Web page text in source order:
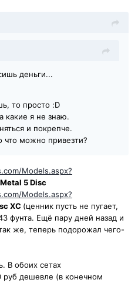
деньги...
то просто :D
какие я не знаю.
и покрепче.
что можно привезти?
Models.aspx?
5 Disc
Models.aspx?
XC (ценник пусть не пугает,
фунта. Ещё пару дней назад и
же, теперь подорожал чего-
В обоих сетах
руб дешевле (в конечном